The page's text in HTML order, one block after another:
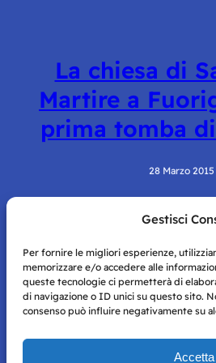
Gestisci
Per fornire le migliori esperienze,
memorizzare e/o accedere alle
queste tecnologie ci permetterà di
di navigazione o ID unici su questo sito.
consenso può influire negativamente su
Accetta
La chiesa di
Martire a
prima tomba
28 Marzo 2015
Napoli con autorizzazione numero 38 del
Tutte le immagini e i contenuti su questo